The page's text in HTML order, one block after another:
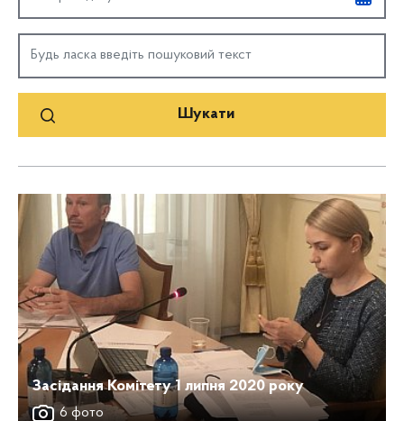
Засідання Комітету 1 липня 2020 року
6 фото